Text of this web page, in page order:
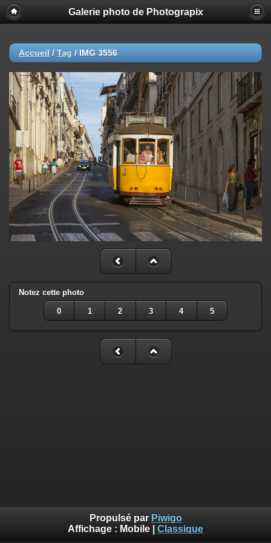
Galerie photo de Photograpix
Accueil / Tag / IMG 3556
Notez cette photo
0 1 2 3 4 5
Propulsé par Piwigo
Affichage : Mobile Classique